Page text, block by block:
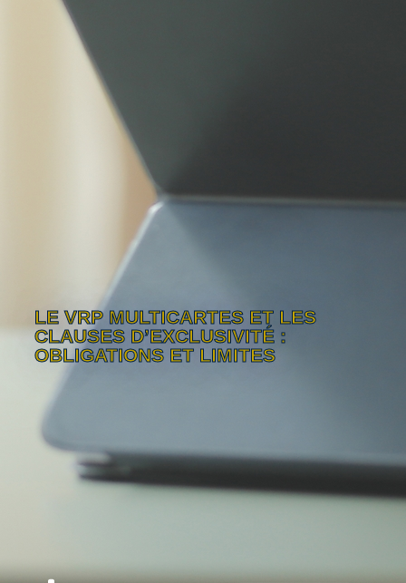
LE VRP MULTICARTES ET LES
CLAUSES D’EXCLUSIVITÉ :
OBLIGATIONS ET LIMITES